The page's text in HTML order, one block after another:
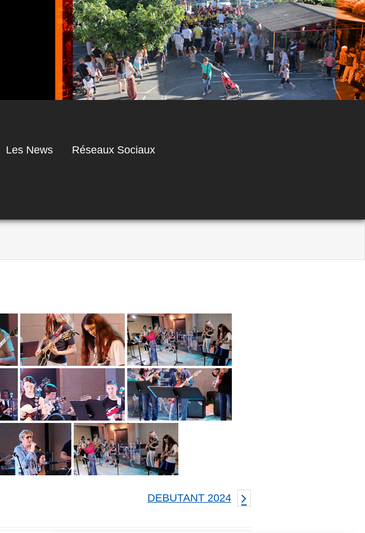
Les News Réseaux Sociaux
DEBUTANT 2024